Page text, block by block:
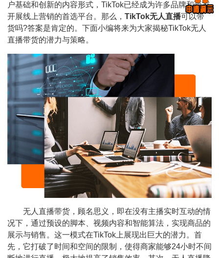
户基础和创新的内容形式，TikTok已经成为许多品牌和商家
开展线上营销的首选平台。那么， TikTok无人直播可以带
货吗?答案是肯定的。下面小编将来为大家揭秘TikTok无人
直播带货的潜力与策略。
无人直播带货，顾名思义，即在没有主播实时互动的情
况下，通过预设的脚本、视频内容和智能算法，实现商品的
展示与销售。这一模式在TikTok上展现出巨大的潜力。首
先，它打破了时间和空间的限制，使得商家能够24小时不间